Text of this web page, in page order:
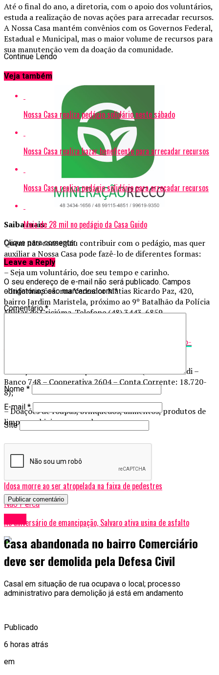
Até o final do ano, a diretoria, com o apoio dos voluntários,
estuda a realização de novas ações para arrecadar recursos.
A Nossa Casa mantém convênios com os Governos Federal,
Estadual e Municipal, mas o maior volume de recursos para
sua manutenção vem da doação da comunidade.
Saiba mais:
Quem não conseguiu contribuir com o pedágio, mas quer
auxiliar a Nossa Casa pode fazê-lo de diferentes formas:
– Seja um voluntário, doe seu tempo e carinho.
– Informações: rua Vereador Matias Ricardo Paz, 420,
bairro Jardim Maristela, próximo ao 9º Batalhão da Polícia
Militar de Criciúma. Telefone (48) 3443-6859.
http://nossacasacriciuma.org.br/doacao-via-boleto-
– Doação através de depósito bancário (Banco Sicredi –
Banco 748 – Cooperativa 2604 – Conta Corrente: 18.720-
8);
– Doações de roupas, brinquedos, alimentos, produtos de
limpeza e higiene pessoal.
Tópicos Relacionados:Nossa Casa
A Seguir
Idosa morre ao ser atropelada na faixa de pedestres
Não Perca
No aniversário de emancipação, Salvaro ativa usina de asfalto
Continue Lendo
Veja também
Nossa Casa realiza pedágio solidário neste sábado
Nossa Casa realiza bazar beneficente para arrecadar recursos
Nossa Casa realiza pedágio solidário para arrecadar recursos
Mais de 28 mil no pedágio da Casa Guido
Clique para comentar
Leave a Reply
O seu endereço de e-mail não será publicado. Campos
obrigatórios são marcados com*
Comentário*
Nome *
E-mail *
Site
Casa abandonada no bairro Comerciário
deve ser demolida pela Defesa Civil
Casal em situação de rua ocupava o local; processo
administrativo para demolição já está em andamento
Publicado
6 horas atrás
em